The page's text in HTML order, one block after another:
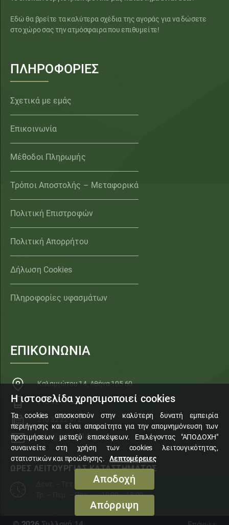
Εδώ θα βρείτε τα καλύτερα σχέδια της αγοράς για να δώσετε
στο χώρο σας την ατμόσφαιρα που επιθυμείτε!
ΠΛΗΡΟΦΟΡΙΕΣ
Σχετικά με εμάς
Επικοινωνία
Μέθοδοι Πληρωμής
Τρόποι Αποστολής – Μεταφορικά
Πολιτική Επιστροφών
Πολιτική Απορρήτου
Δήλωση Cookies
Πληροφορίες υφασμάτων
ΕΠΙΚΟΙΝΩΝΙΑ
Καλαμιώτου 14, Αθήνα 105 60
210 32 11 553
210 32 22 972
info@sillogi14.gr
ΩΡΕΣ ΛΕΙΤΟΥΡΓΙΑΣ ΚΑΤΑΣΤΗΜΑΤΟΣ
Δευτ. – Τετ. – Σάβ.
10:00 – 15:00
Τρ. – Πεμ. – Παρ.
10:00 – 18:00
Η ιστοσελίδα χρησιμοποιεί cookies
Τα cookies αποσκοπούν στην καλύτερη δυνατή εμπειρία
περιήγησης και είναι απαραίτητα για την απομνημόνευση των
προτιμήσεων μεταξύ επισκέψεων. Επιλέγοντας "ΑΠΟΔΟΧΗ"
συναινείτε στη χρήση των cookies λειτουγικότητας,
στατιστικών και προώθησης.
Λεπτομέρειες
Αποδοχή
Απόρριψη